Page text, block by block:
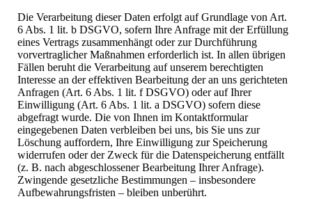
Die Verarbeitung dieser Daten erfolgt auf Grundlage von Art.
6 Abs. 1 lit. b DSGVO, sofern Ihre Anfrage mit der Erfüllung
eines Vertrags zusammenhängt oder zur Durchführung
vorvertraglicher Maßnahmen erforderlich ist. In allen übrigen
Fällen beruht die Verarbeitung auf unserem berechtigten
Interesse an der effektiven Bearbeitung der an uns gerichteten
Anfragen (Art. 6 Abs. 1 lit. f DSGVO) oder auf Ihrer
Einwilligung (Art. 6 Abs. 1 lit. a DSGVO) sofern diese
abgefragt wurde. Die von Ihnen im Kontaktformular
eingegebenen Daten verbleiben bei uns, bis Sie uns zur
Löschung auffordern, Ihre Einwilligung zur Speicherung
widerrufen oder der Zweck für die Datenspeicherung entfällt
(z. B. nach abgeschlossener Bearbeitung Ihrer Anfrage).
Zwingende gesetzliche Bestimmungen – insbesondere
Aufbewahrungsfristen – bleiben unberührt.